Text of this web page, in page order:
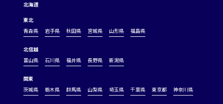
北海道
東北
青森県
岩手県 秋田県 宮城県 山形県 福島県
北信越
富山県
石川県 福井県 長野県 新潟県
関東
茨城県
栃木県 群馬県 山梨県 埼玉県 千葉県 東京都 神奈川県